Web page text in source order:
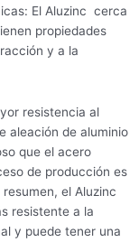
El Aluzinc cerca
propiedades
y a la
resistencia al
aleación de aluminio
que el acero
de producción es
el Aluzinc
resistente a la
y puede tener una